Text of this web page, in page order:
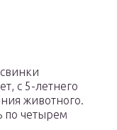
с 5-летнего
животного.
по четырем